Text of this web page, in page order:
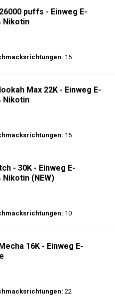
puffs - Einweg E-
Nikotin
15
Max 22K - Einweg E-
Nikotin
15
- 30K - Einweg E-
(NEW)
10
16K - Einweg E-
22